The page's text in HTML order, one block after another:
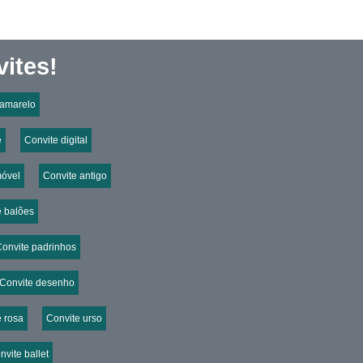
Convite digital
Convite antigo
balões
padrinhos
Convite desenho
rosa Convite urso
ballet